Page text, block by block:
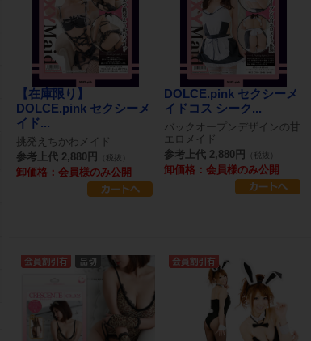
【在庫限り】
DOLCE.pink セクシーメ
イド...
挑発えちかわメイド
参考上代 2,880円
（税抜）
卸価格：会員様のみ公開
DOLCE.pink セクシーメ
イドコス シーク...
バックオープンデザインの甘
エロメイド
参考上代 2,880円
（税抜）
卸価格：会員様のみ公開